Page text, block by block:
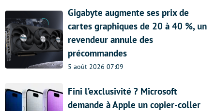
Gigabyte augmente ses prix de
cartes graphiques de 20 à 40 %, un
revendeur annule des
précommandes
5 août 2026 07:09
Fini l’exclusivité ? Microsoft
demande à Apple un copier-coller